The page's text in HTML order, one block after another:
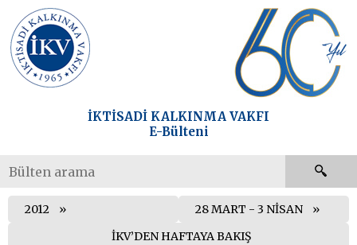
İKTİSADİ KALKINMA VAKFI
E-Bülteni
2012
28 MART - 3 NİSAN
İKV’DEN HAFTAYA BAKIŞ